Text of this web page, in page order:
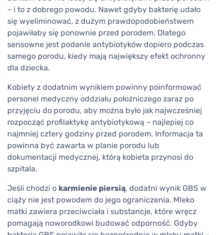
– i to z dobrego powodu. Nawet gdyby bakterię udało
się wyeliminować, z dużym prawdopodobieństwem
pojawiłaby się ponownie przed porodem. Dlatego
sensowne jest podanie antybiotyków dopiero podczas
samego porodu, kiedy mają największy efekt ochronny
dla dziecka.
Kobiety z dodatnim wynikiem powinny poinformować
personel medyczny oddziału położniczego zaraz po
przyjęciu do porodu, aby można było jak najwcześniej
rozpocząć profilaktykę antybiotykową – najlepiej co
najmniej cztery godziny przed porodem. Informacja ta
powinna być zawarta w planie porodu lub
dokumentacji medycznej, którą kobieta przynosi do
szpitala.
Jeśli chodzi o karmienie piersią, dodatni wynik GBS w
ciąży nie jest powodem do jego ograniczenia. Mleko
matki zawiera przeciwciała i substancje, które wręcz
pomagają noworodkowi budować odporność. Gdyby